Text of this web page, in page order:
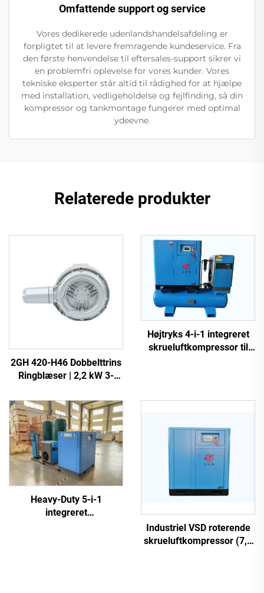
Omfattende support og service
Vores dedikerede udenlandshandelsafdeling er
forpligtet til at levere fremragende kundeservice. Fra
den første henvendelse til eftersales-support sikrer vi
en problemfri oplevelse for vores kunder. Vores
tekniske eksperter står altid til rådighed for at hjælpe
med installation, vedligeholdelse og fejlfinding, så din
kompressor og tankmontage fungerer med optimal
ydeevne.
Relaterede produkter
2GH 420-H46 Dobbelttrins
Ringblæser | 2,2 kW 3-
Højtryks 4-i-1 integreret
skrueluftkompressor til
Heavy-Duty 5-i-1
integreret
Industriel VSD roterende
skrueluftkompressor (7,5